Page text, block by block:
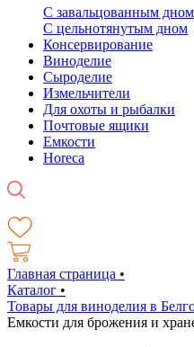
С завальцованным дном
С цельнотянутым дном
Консервирование
Виноделие
Сыроделие
Измельчители
Для охоты и рыбалки
Почтовые ящики
Емкости
Horeca
Главная страница •
Каталог •
Товары для виноделия в
Емкости для брожения и